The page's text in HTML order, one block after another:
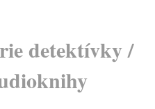
detektívky /